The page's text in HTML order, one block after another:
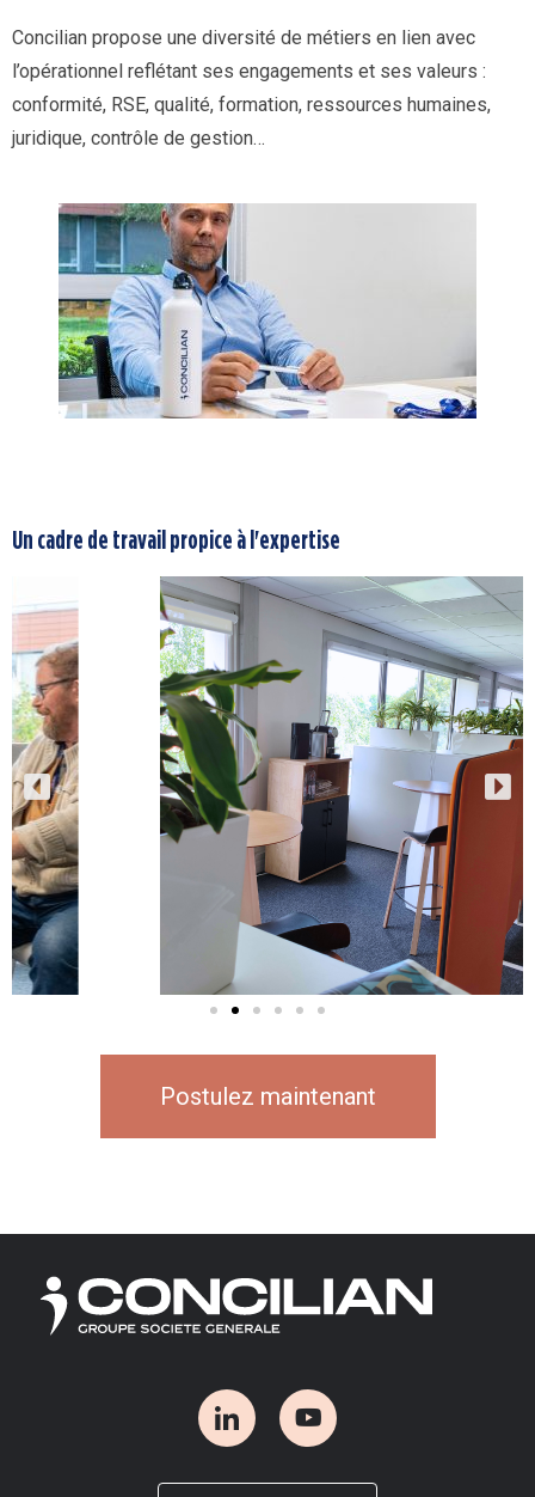
Concilian propose une diversité de métiers en lien avec
l’opérationnel reflétant ses engagements et ses valeurs :
conformité, RSE, qualité, formation, ressources humaines,
juridique, contrôle de gestion…
Un cadre de travail propice à l'expertise
Postulez maintenant